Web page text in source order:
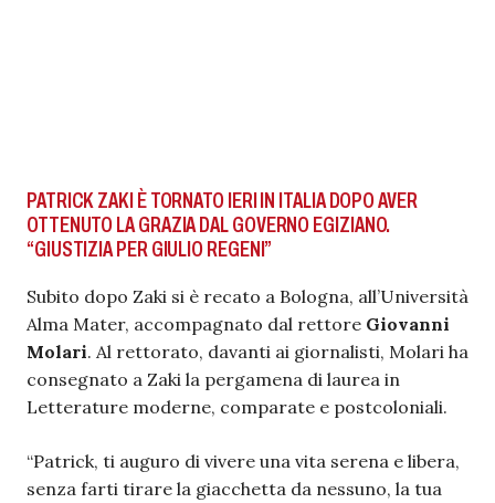
PATRICK ZAKI È TORNATO IERI IN ITALIA DOPO AVER
OTTENUTO LA GRAZIA DAL GOVERNO EGIZIANO.
“GIUSTIZIA PER GIULIO REGENI”
Subito dopo Zaki si è recato a Bologna, all’Università
Alma Mater, accompagnato dal rettore Giovanni
Molari. Al rettorato, davanti ai giornalisti, Molari ha
consegnato a Zaki la pergamena di laurea in
Letterature moderne, comparate e postcoloniali.
“Patrick, ti auguro di vivere una vita serena e libera,
senza farti tirare la giacchetta da nessuno, la tua